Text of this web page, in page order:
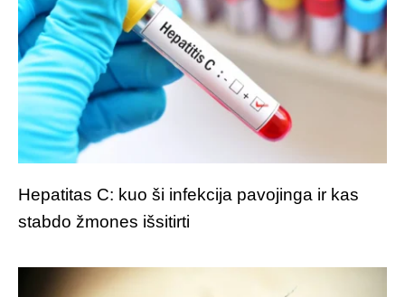
Hepatitas C: kuo ši infekcija pavojinga ir kas
stabdo žmones išsitirti